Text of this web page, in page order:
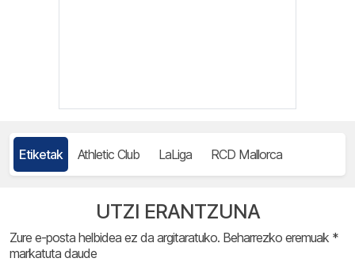
Etiketak Athletic Club LaLiga RCD Mallorca
UTZI ERANTZUNA
Zure e-posta helbidea ez da argitaratuko. Beharrezko eremuak *
markatuta daude